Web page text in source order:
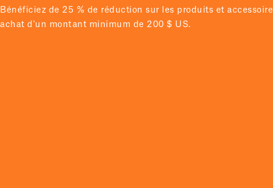
Bénéficiez de 25 % de réduction sur les produits et
achat d'un montant minimum de 200 $ US.